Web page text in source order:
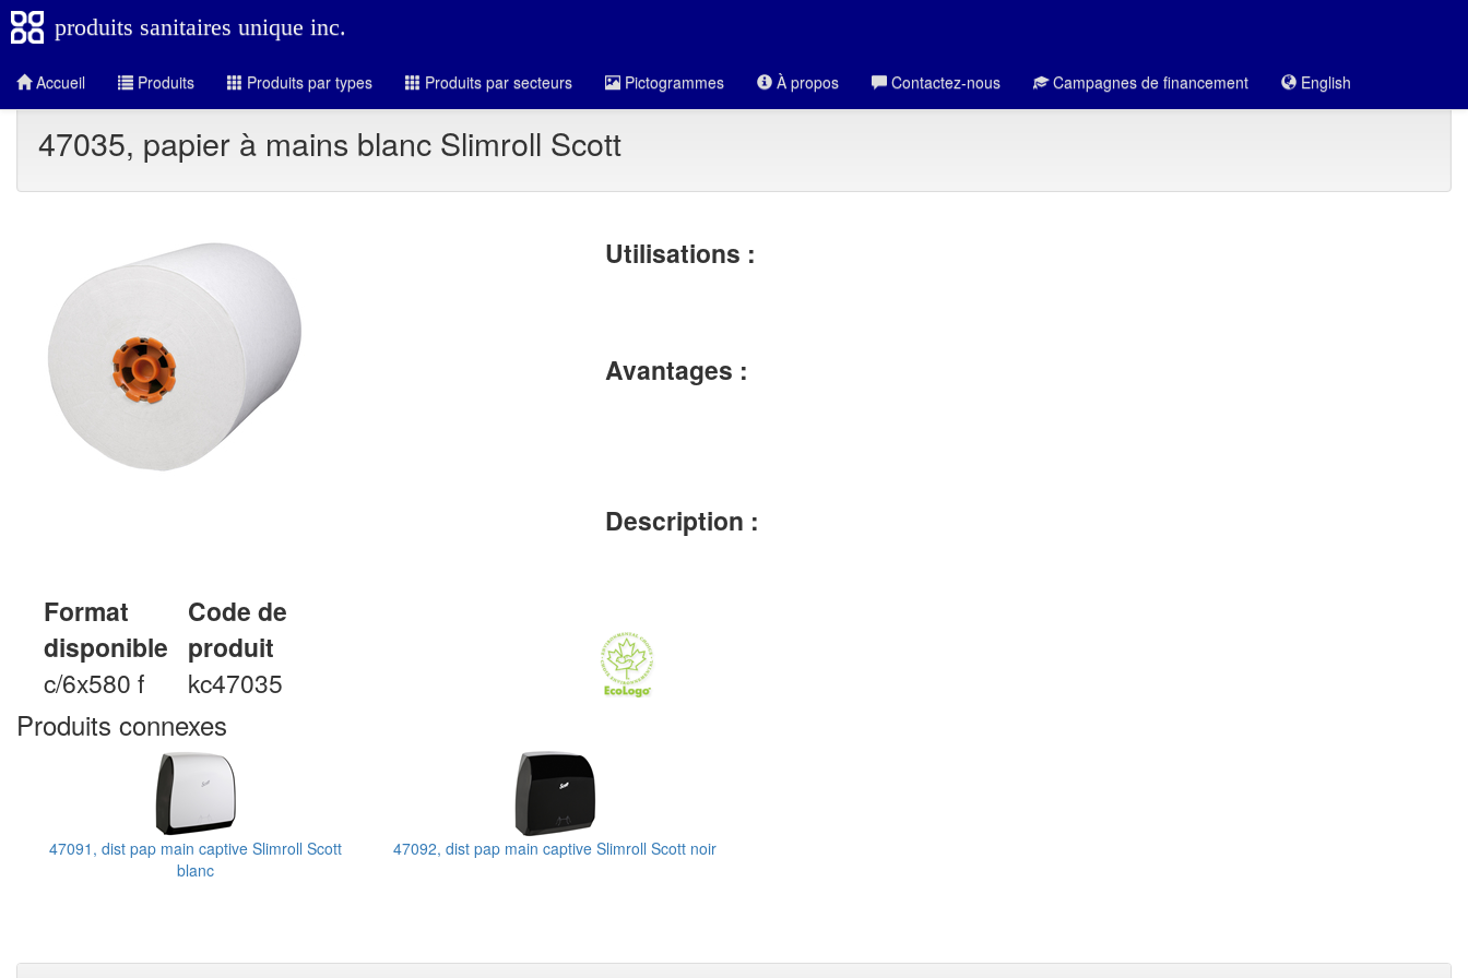
produits sanitaires unique inc.
Accueil Produits Produits par types Produits par secteurs Pictogrammes À propos Contactez-nous Campagnes de financement English
47035, papier à mains blanc Slimroll Scott
Format
disponible
Code de
produit
c/6x580 f kc47035
Utilisations :
Avantages :
Description :
Produits connexes
47091, dist pap main captive Slimroll Scott
blanc
47092, dist pap main captive Slimroll Scott noir